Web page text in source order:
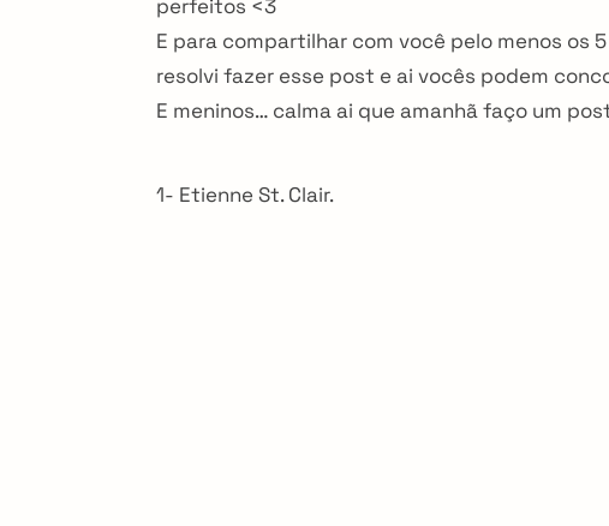
perfeitos <3
E para compartilhar com você pelo menos os
resolvi fazer esse post e ai vocês podem
E meninos… calma ai que amanhã faço um
1- Etienne St. Clair.